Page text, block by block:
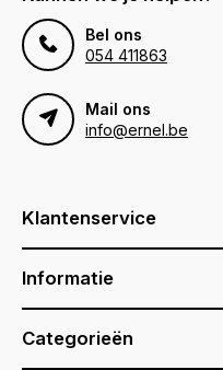
Bel ons
054 411863
Mail ons
info@ernel.be
Klantenservice
Informatie
Categorieën